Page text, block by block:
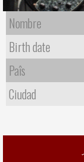
Nombre
Birth date
Paîs
Ciudad